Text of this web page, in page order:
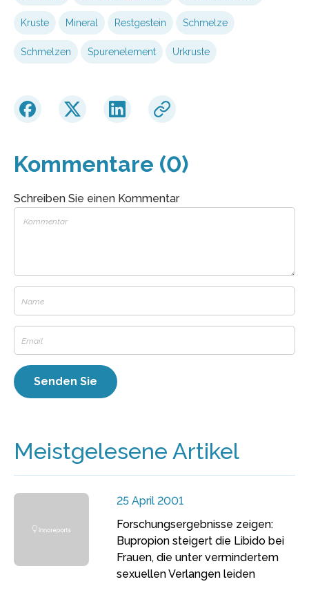
Kruste Mineral Restgestein Schmelze
Schmelzen Spurenelement Urkruste
Kommentare (0)
Schreiben Sie einen Kommentar
Meistgelesene Artikel
25 April 2001
Forschungsergebnisse zeigen:
Bupropion steigert die Libido bei
Frauen, die unter vermindertem
sexuellen Verlangen leiden